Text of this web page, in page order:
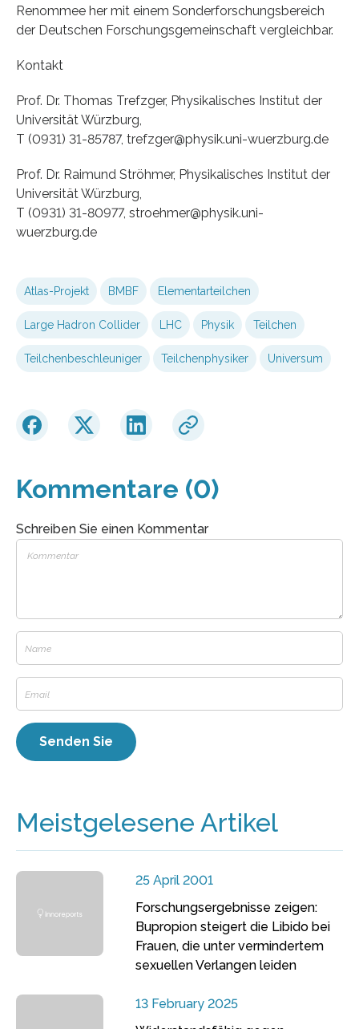
Renommee her mit einem Sonderforschungsbereich
der Deutschen Forschungsgemeinschaft vergleichbar.
Kontakt
Prof. Dr. Thomas Trefzger, Physikalisches Institut der
Universität Würzburg,
T (0931) 31-85787, trefzger@physik.uni-wuerzburg.de
Prof. Dr. Raimund Ströhmer, Physikalisches Institut der
Universität Würzburg,
T (0931) 31-80977, stroehmer@physik.uni-
wuerzburg.de
Atlas-Projekt BMBF Elementarteilchen
Large Hadron Collider LHC Physik Teilchen
Teilchenbeschleuniger Teilchenphysiker Universum
Kommentare (0)
Schreiben Sie einen Kommentar
Meistgelesene Artikel
25 April 2001
Forschungsergebnisse zeigen:
Bupropion steigert die Libido bei
Frauen, die unter vermindertem
sexuellen Verlangen leiden
13 February 2025